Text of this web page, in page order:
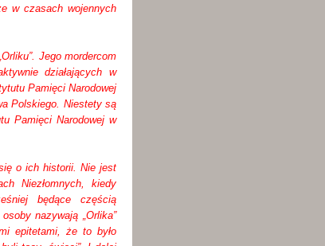
w czasach wojennych
Jego mordercom
działających w
Pamięci Narodowej
Polskiego. Niestety są
Pamięci Narodowej w
o ich historii. Nie jest
Niezłomnych, kiedy
będące częścią
nazywają „Orlika”
epitetami, że to było